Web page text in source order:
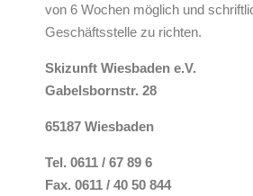
von 6 Wochen möglich und
Geschäftsstelle zu richten.
Skizunft Wiesbaden e.V.
Gabelsbornstr. 28
65187 Wiesbaden
Tel. 0611 / 67 89 6
Fax. 0611 / 40 50 844